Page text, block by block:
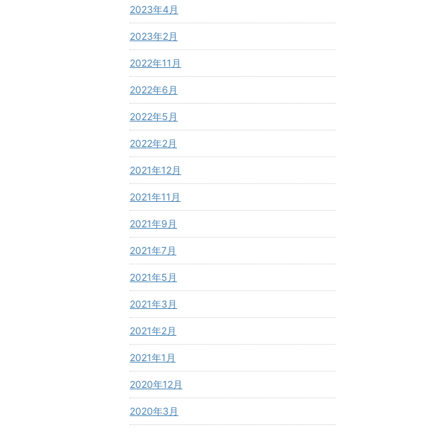
2023年4月
2023年2月
2022年11月
2022年6月
2022年5月
2022年2月
2021年12月
2021年11月
2021年9月
2021年7月
2021年5月
2021年3月
2021年2月
2021年1月
2020年12月
2020年3月